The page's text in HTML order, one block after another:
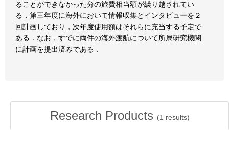
ることができなかった分の旅費相当額が繰り越されてい
る．第三年度に海外において情報収集とインタビューを２
回計画しており，次年度使用額はそれらに充当する予定で
ある．なお，すでに両件の海外渡航について所属研究機関
に計画を提出済みである．
Research Products (1 results)